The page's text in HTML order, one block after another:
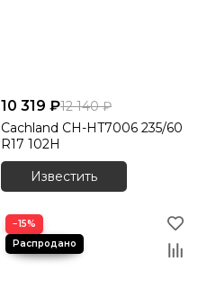
10 319 ₽12 140 ₽
Cachland CH-HT7006 235/60
R17 102H
Известить
−15%